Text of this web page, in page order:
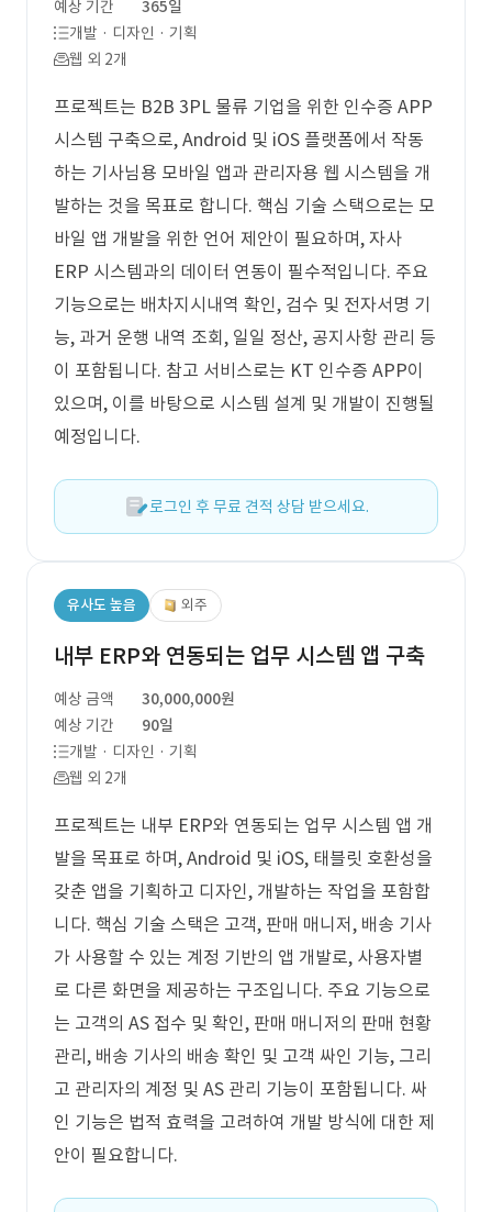
예상 기간
365일
개발 · 디자인 · 기획
웹 외 2개
프로젝트는 B2B 3PL 물류 기업을 위한 인수증 APP
시스템 구축으로, Android 및 iOS 플랫폼에서 작동
하는 기사님용 모바일 앱과 관리자용 웹 시스템을 개
발하는 것을 목표로 합니다. 핵심 기술 스택으로는 모
바일 앱 개발을 위한 언어 제안이 필요하며, 자사
ERP 시스템과의 데이터 연동이 필수적입니다. 주요
기능으로는 배차지시내역 확인, 검수 및 전자서명 기
능, 과거 운행 내역 조회, 일일 정산, 공지사항 관리 등
이 포함됩니다. 참고 서비스로는 KT 인수증 APP이
있으며, 이를 바탕으로 시스템 설계 및 개발이 진행될
예정입니다.
로그인 후 무료 견적 상담 받으세요.
유사도 높음 외주
내부 ERP와 연동되는 업무 시스템 앱 구축
예상 금액
30,000,000원
예상 기간
90일
개발 · 디자인 · 기획
웹 외 2개
프로젝트는 내부 ERP와 연동되는 업무 시스템 앱 개
발을 목표로 하며, Android 및 iOS, 태블릿 호환성을
갖춘 앱을 기획하고 디자인, 개발하는 작업을 포함합
니다. 핵심 기술 스택은 고객, 판매 매니저, 배송 기사
가 사용할 수 있는 계정 기반의 앱 개발로, 사용자별
로 다른 화면을 제공하는 구조입니다. 주요 기능으로
는 고객의 AS 접수 및 확인, 판매 매니저의 판매 현황
관리, 배송 기사의 배송 확인 및 고객 싸인 기능, 그리
고 관리자의 계정 및 AS 관리 기능이 포함됩니다. 싸
인 기능은 법적 효력을 고려하여 개발 방식에 대한 제
안이 필요합니다.